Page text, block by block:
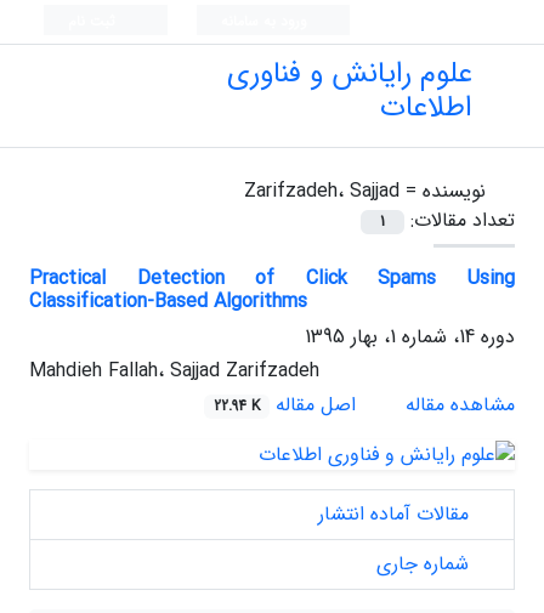
علوم رایانش و فناوری
اطلاعات
نویسنده = Zarifzadeh، Sajjad
تعداد مقالات:
1
Practical Detection of Click Spams Using
Classification-Based Algorithms
دوره 14، شماره 1، بهار 1395
Mahdieh Fallah، Sajjad Zarifzadeh
مشاهده مقاله
اصل مقاله 22.94 K
مقالات آماده انتشار
شماره جاری